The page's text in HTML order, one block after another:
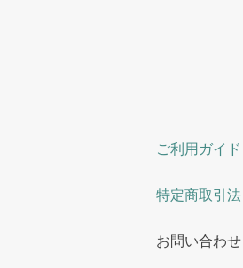
ご利用ガイド
特定商取引法
お問い合わせ